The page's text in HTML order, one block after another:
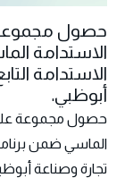
حصول مجموعة
الاستدامة
الاستدامة
أبوظبي.
حصول مجموعة علي
الماسي ضمن
تجارة وصناعة